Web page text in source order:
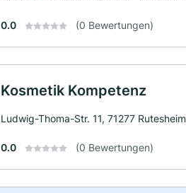
0.0 (0 Bewertungen)
Kosmetik Kompetenz
Ludwig-Thoma-Str. 11, 71277 Rutesheim
0.0 (0 Bewertungen)